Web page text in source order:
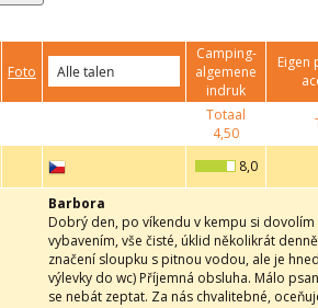
Foto
Camping-
algemene
indruk
Eigen
Totaal
4,50
8,0
Barbora
Dobrý den, po víkendu v kempu si
vybavením, vše čisté, úklid několikrát
značení sloupku s pitnou vodou, ale je
výlevky do wc) Příjemná obsluha. Málo
se nebát zeptat. Za nás chvalitebné,